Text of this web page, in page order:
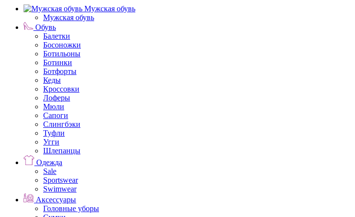
Мужская обувь
Мужская обувь
Обувь
Балетки
Босоножки
Ботильоны
Ботинки
Ботфорты
Кеды
Кроссовки
Лоферы
Мюли
Сапоги
Слингбэки
Туфли
Угги
Шлепанцы
Одежда
Sale
Sportswear
Swimwear
Аксессуары
Головные уборы